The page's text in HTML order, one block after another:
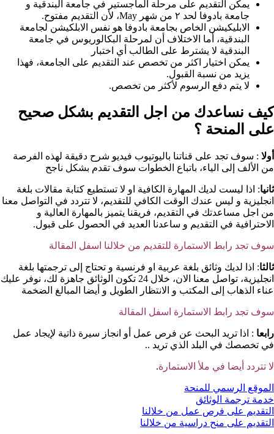
يمكن التقديم على مرحلة الماجستير في جامعة البندقية و
جامعة بادوفا لحد ٢ من شهر May، لأن التقديم مفتوح.
الابليكيشن الخاص بجامعة بادوفا هو نفس الابلكيشن لجامعة
البندقية، أما الاختلاف أن لمرحلة البكالوريوس في جامعة
البندقية لا يشترط على الطالب أي اختبار
يمكن اختيار اكثر من تخصص عند التقديم على الجامعة، فهذا
يزيد من نسبة القبول.
لا يتم دفع الرسوم لأكثر من تخصص.
كيف نساعدك من اجل التقديم بشكل صحيح
على المنحة ؟​
أولا : سوف تجد على قناتنا باليوتيوب فيديو شرح دقيقة لهذه الفرصة
من الألف إلى الياء، باتباع الخطوات سوف تقدم بشكل ناجح
ثانيا: اذا ليست لديك المهارة الكافية او لا تستطيع كتابة مقالات بلغة
انجليزية و ليس عندك الوقت الكافي للتقديم، لا تتردد في التواصل معنا
من اجل مساعدتك في التقديم، فريقنا يتميز بالمهارة العالية و
الاحترافية في التقديم و ساعدنا العديد في الحصول على قبول.
سوف تجد رابط الاستمارة للتقديم من خلالنا اسفل المقالة
ثالثا: اذا لديك وثائق بلغة عربية او فرنسية و تحتاج إلى ترجمتها بلغة
انجليزية، تواصل معنا الان، خلال 24 تكون الوثائق جاهزة لك، نوفر عليك
عناء الذهاب إلى المكتب و الانتظار الطويل و أيضا المبالغ الضخمة
سوف تجد رابط الاستمارة اسفل المقالة
رابعا : اذا تريد البحث عن فرص عمل أو انجاز سيرة ذاتية لإيجاد عمل
في تخصصك في البلد الذي تريد ..
لا تتردد أيضا في ملأ الاستمارة.
الموقع الرسمي للمنحة
خدمة ترجمة الوثائق
التقديم على فرص عمل من خلالنا
التقديم على منح دراسية من خلالنا